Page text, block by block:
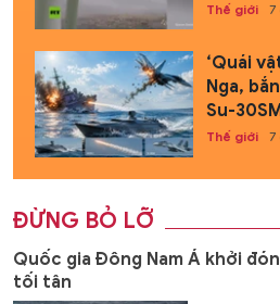
Thế giới 7
‘Quái
Nga,
Su-
Thế giới 7
ĐỪNG BỎ LỠ
Quốc gia Đông Nam Á khởi
tối tân